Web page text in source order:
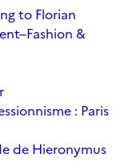
to Florian
&
: Paris
de Hieronymus